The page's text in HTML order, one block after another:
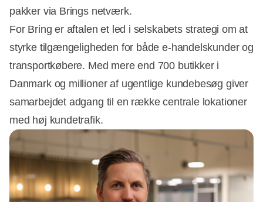
pakker via Brings netværk.
Annonce
For Bring er aftalen et led i selskabets strategi om at
styrke tilgængeligheden for både e-handelskunder og
transportkøbere. Med mere end 700 butikker i
Danmark og millioner af ugentlige kundebesøg giver
samarbejdet adgang til en række centrale lokationer
med høj kundetrafik.